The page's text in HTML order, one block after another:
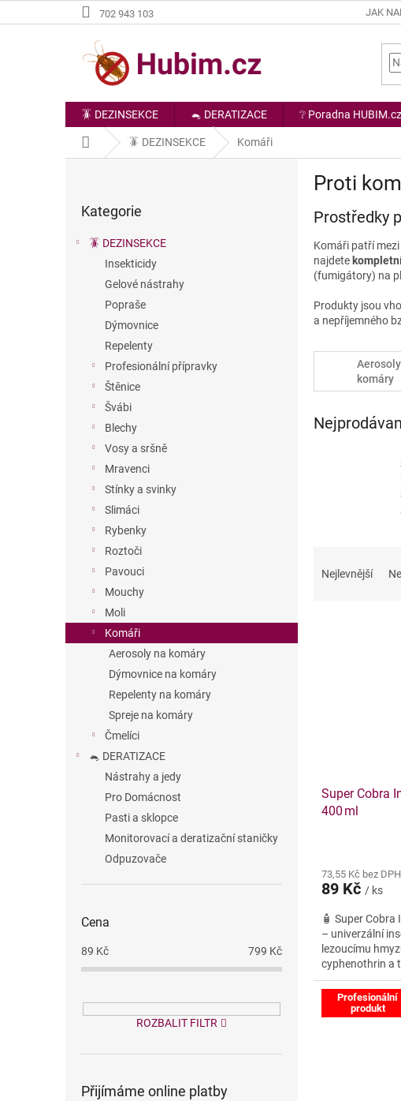
na
702 943 103 JAK
🪳 DEZINSEKCE 🐁 DERATIZACE ❔ Poradna HUBIM.cz
Domů 🪳 DEZINSEKCE Komáři
kategorie
Kategorie
🪳 DEZINSEKCE
Insekticidy
Gelové nástrahy
Popraše
Dýmovnice
Repelenty
Profesionální přípravky
Štěnice
Švábi
Blechy
Vosy a sršně
Mravenci
Stínky a svinky
Slimáci
Rybenky
Roztoči
Pavouci
Mouchy
Moli
Komáři
Aerosoly na komáry
Dýmovnice na komáry
Repelenty na komáry
Spreje na komáry
Čmelíci
🐁 DERATIZACE
Nástrahy a jedy
Pro Domácnost
Pasti a sklopce
Monitorovací a deratizační staničky
Odpuzovače
Cena
89 Kč 799 Kč
ROZBALIT FILTR
Přijímáme online platby
Proti
Prostředky
Komáři patří
najdete
(fumigátory) na
Produkty jsou
a nepříjemného
komáry
Nejlevnější
Super Cobra
400 ml
73,55 Kč bez DPH
89 Kč / ks
🧴 Super Cobra
– univerzální
lezoucímu
cyphenothrin a
okamžitě a
Profesionální
produkt